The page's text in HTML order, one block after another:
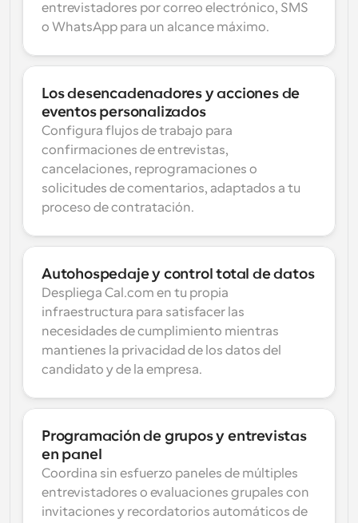
entrevistadores por correo electrónico, SMS
o WhatsApp para un alcance máximo.
Los desencadenadores y acciones de
eventos personalizados
Configura flujos de trabajo para
confirmaciones de entrevistas,
cancelaciones, reprogramaciones o
solicitudes de comentarios, adaptados a tu
proceso de contratación.
Autohospedaje y control total de datos
Despliega Cal.com en tu propia
infraestructura para satisfacer las
necesidades de cumplimiento mientras
mantienes la privacidad de los datos del
candidato y de la empresa.
Programación de grupos y entrevistas
en panel
Coordina sin esfuerzo paneles de múltiples
entrevistadores o evaluaciones grupales con
invitaciones y recordatorios automáticos de